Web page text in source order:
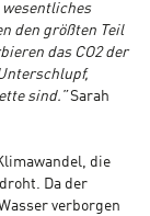
wesentliches
den größten Teil
das CO2 der
sind.”Sarah
die
Da der
verborgen